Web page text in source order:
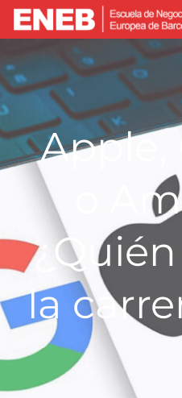
Apple,
o
la